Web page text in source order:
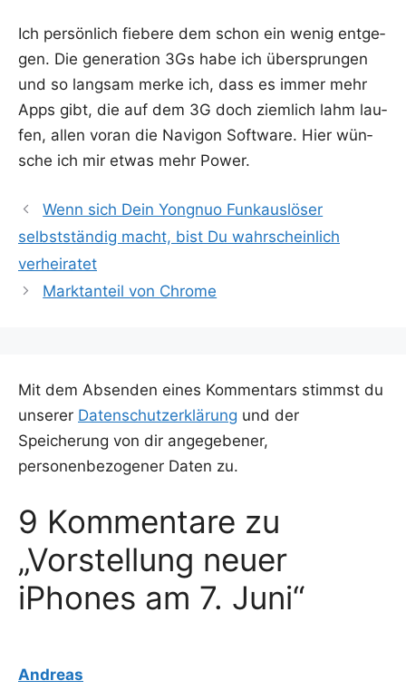
Ich per­sön­lich fie­be­re dem schon ein wenig ent­ge­
gen. Die gene­ra­ti­on 3Gs habe ich über­sprun­gen
und so lang­sam mer­ke ich, dass es immer mehr
Apps gibt, die auf dem 3G doch ziem­lich lahm lau­
fen, allen vor­an die Navi­gon Soft­ware. Hier wün­
sche ich mir etwas mehr Power.
Wenn sich Dein Yongnuo Funkauslöser
selbstständig macht, bist Du wahrscheinlich
verheiratet
Marktanteil von Chrome
Mit dem Absenden eines Kommentars stimmst du
unserer Datenschutzerklärung und der
Speicherung von dir angegebener,
personenbezogener Daten zu.
9 Kommentare zu
„Vorstellung neuer
iPhones am 7. Juni“
Andreas